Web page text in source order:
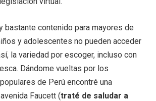
bastante contenido para mayores de
y adolescentes no pueden acceder
la variedad por escoger, incluso con
Dándome vueltas por los
de Perú encontré una
Faucett (traté de saludar a